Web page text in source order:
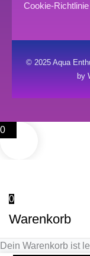
Cookie-Richtlinie
© 2025 Aqua
by
0
0
Warenkorb
Dein Warenkorb ist